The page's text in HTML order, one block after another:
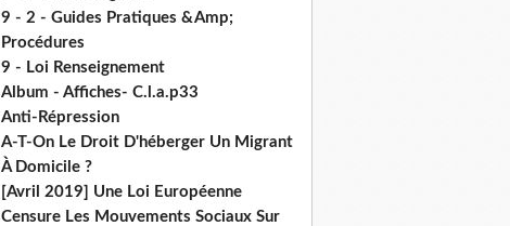
9 - 2 - Guides Pratiques &Amp;
Procédures
9 - Loi Renseignement
Album - Affiches- C.l.a.p33
Anti-Répression
A-T-On Le Droit D'héberger Un Migrant
À Domicile ?
[Avril 2019] Une Loi Européenne
Censure Les Mouvements Sociaux Sur